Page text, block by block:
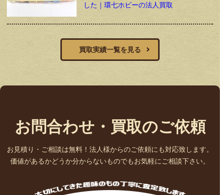
した｜環七ホビーの法人買取
買取実績一覧を見る
お問合わせ・買取のご依頼
お見積り・ご相談は無料！法人様からのご依頼にも対応致します。
価値があるかどうか分からないものでもお気軽にご相談下さい。